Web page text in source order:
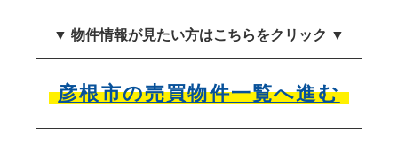
▼ 物件情報が見たい方はこちらをクリック ▼
彦根市の売買物件一覧へ進む